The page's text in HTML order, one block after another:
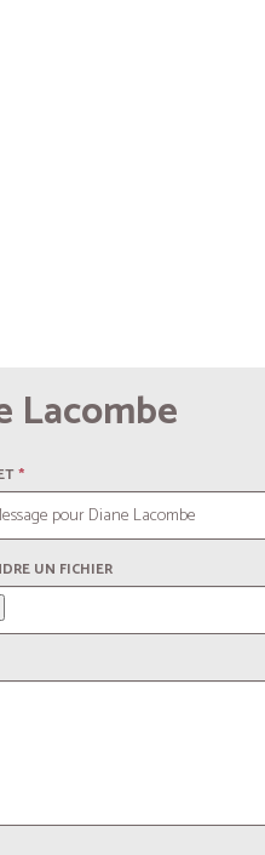
Lacombe
*
UN FICHIER